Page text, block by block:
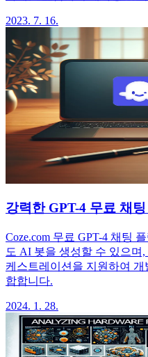
2023. 7. 16.
강력한 GPT-4 무료 채
Coze.com 무료 GPT-4 채팅
도 AI 봇을 생성할 수 있으며
케스트레이션을 지원하여
합합니다.
2024. 1. 28.